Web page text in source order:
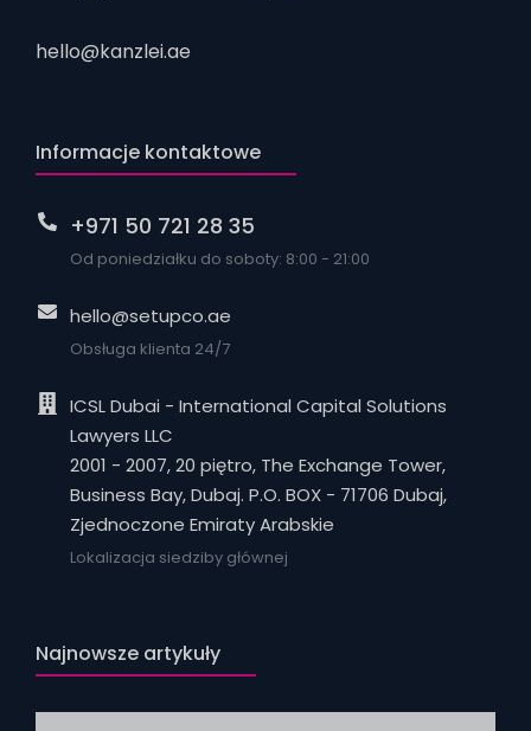
hello@kanzlei.ae
Informacje kontaktowe
+971 50 721 28 35
Od poniedziałku do soboty: 8:00 - 21:00
hello@setupco.ae
Obsługa klienta 24/7
ICSL Dubai - International Capital Solutions
Lawyers LLC
2001 - 2007, 20 piętro, The Exchange Tower,
Business Bay, Dubaj. P.O. BOX - 71706 Dubaj,
Zjednoczone Emiraty Arabskie
Lokalizacja siedziby głównej
Najnowsze artykuły